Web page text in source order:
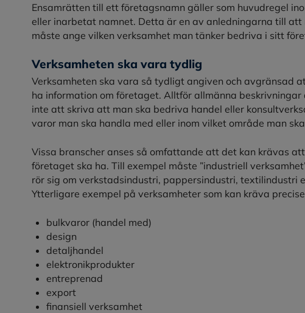
Ensamrätten till ett företagsnamn gäller som huvudregel
eller inarbetat namnet. Detta är en av anledningarna till
måste ange vilken verksamhet man tänker bedriva i sitt
Verksamheten ska vara tydlig
Verksamheten ska vara så tydligt angiven och avgränsad
ha information om företaget. Alltför allmänna
inte att skriva att man ska bedriva handel eller
varor man ska handla med eller inom vilket område man
Vissa branscher anses så omfattande att det kan krävas
företaget ska ha. Till exempel måste ”industriell
rör sig om verkstadsindustri, pappersindustri, textilindustri
Ytterligare exempel på verksamheter som kan kräva
bulkvaror (handel med)
design
detaljhandel
elektronikprodukter
entreprenad
export
finansiell verksamhet